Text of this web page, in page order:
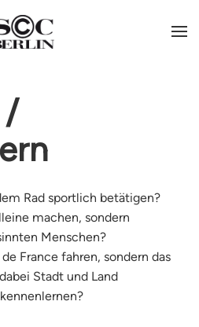
/
Rad sportlich betätigen?
machen, sondern
Menschen?
France fahren, sondern das
Stadt und Land